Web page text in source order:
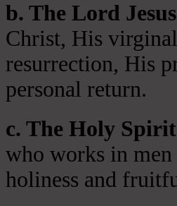
b. The Lord
Christ, His
resurrection, His
personal return.
c. The Holy
who works in
holiness and